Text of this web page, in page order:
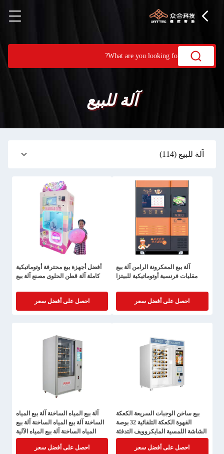
آلة للبيع
آلة للبيع (114)
آلة بيع المعكرونة الرامن آلة بيع
مقليات فرنسية أوتوماتيكية للبيتزا
احصل على أفضل سعر
أفضل أجهزة بيع محترفة أوتوماتيكية
كاملة آلة قطن الحلوى مصنع آلة بيع
احصل على أفضل سعر
بيع ساخن الوجبات السريعة الكعكة
القهوة الكعكة التلقائية 32 بوصة
الشاشة اللمسية المايكروويف التدفئة
آلة بيع
احصل على أفضل سعر
آلة بيع المياه الساخنة آلة بيع المياه
الساخنة آلة بيع المياه الساخنة آلة بيع
المياه الساخنة آلة بيع المياه الآلية
احصل على أفضل سعر